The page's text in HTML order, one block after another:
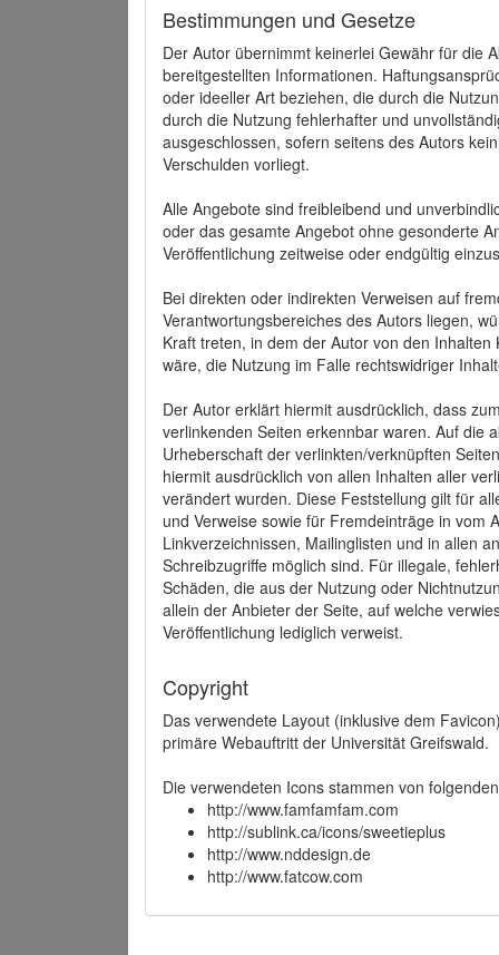
Bestimmungen und Gesetze
Der Autor übernimmt keinerlei Gewähr für die
bereitgestellten Informationen.
oder ideeller Art beziehen, die durch die
durch die Nutzung fehlerhafter und
ausgeschlossen, sofern seitens des Autors
Verschulden vorliegt.
Alle Angebote sind freibleibend und
oder das gesamte Angebot ohne gesonderte
Veröffentlichung zeitweise oder endgültig
Bei direkten oder indirekten Verweisen auf
Verantwortungsbereiches des Autors liegen,
Kraft treten, in dem der Autor von den
wäre, die Nutzung im Falle rechtswidriger
Der Autor erklärt hiermit ausdrücklich, dass
verlinkenden Seiten erkennbar waren. Auf die
Urheberschaft der verlinkten/verknüpften
hiermit ausdrücklich von allen Inhalten aller
verändert wurden. Diese Feststellung gilt für
und Verweise sowie für Fremdeinträge in vom
Linkverzeichnissen, Mailinglisten und in allen
Schreibzugriffe möglich sind. Für illegale,
Schäden, die aus der Nutzung oder
allein der Anbieter der Seite, auf welche
Veröffentlichung lediglich verweist.
Copyright
Das verwendete Layout (inklusive dem
primäre Webauftritt der Universität Greifswald.
Die verwendeten Icons stammen von
http://www.famfamfam.com
http://sublink.ca/icons/sweetieplus
http://www.nddesign.de
http://www.fatcow.com